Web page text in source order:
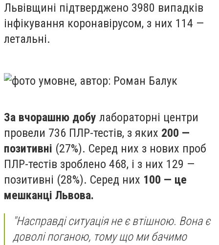
Львівщині підтверджено 3980 випадків
інфікування коронавірусом, з них 114 —
летальні.
За вчорашню добу лабораторні центри
провели 736 ПЛР-тестів, з яких 200 —
позитивні (27%). Серед них з нових проб
ПЛР-тестів зроблено 468, і з них 129 —
позитивні (28%). Серед них 100 — це
мешканці Львова.
"Насправді ситуація не є втішною. Вона є
доволі поганою, тому що ми бачимо